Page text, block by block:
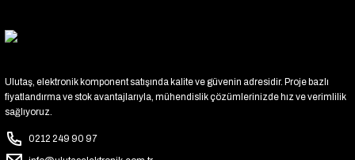
Ulutaş, elektronik komponent satışında kalite ve güvenin adresidir. Proje bazlı
fiyatlandırma ve stok avantajlarıyla, mühendislik çözümlerinizde hız ve verimlilik
sağlıyoruz.
0212 249 90 97